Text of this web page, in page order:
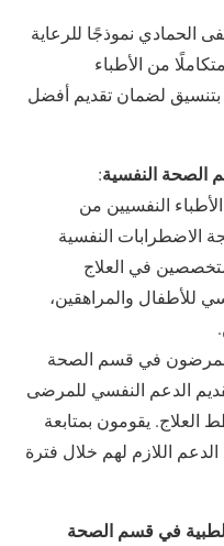
نموذجًا للرعاية
من الأطباء
بتنسيق لضمان تقديم أفضل
الصحة النفسية:
النفسيين من
النفسية
في العلاج
للأطفال والمراهقين،
في قسم الصحة
الدعم النفسي للمرضى
يقومون بمتابعة
اللازم لهم خلال فترة
في قسم الصحة